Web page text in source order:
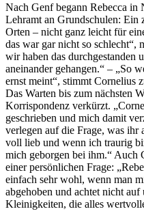
Nach Genf begann Rebecca
Lehramt an Grundschulen: Ein
Orten – nicht ganz leicht für
das war gar nicht so schlecht“,
wir haben das durchgestanden
aneinander gehangen.“ – „So
ernst meint“, stimmt Cornelius
Das Warten bis zum nächsten
Korrispondenz verkürzt.
geschrieben und mich damit
verlegen auf die Frage, was
voll lieb und wenn ich traurig
mich geborgen bei ihm.“ Auch
einer persönlichen Frage:
einfach sehr wohl, wenn man
abgehoben und achtet nicht
Kleinigkeiten, die alles